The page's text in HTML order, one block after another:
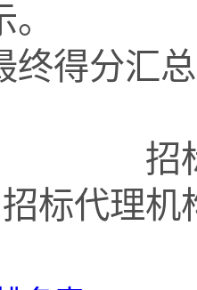
终得分汇
招
招标代理机